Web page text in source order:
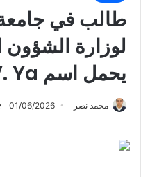
طالب في جامعة
لوزارة الشؤون
يحمل اسم V. Ya. انتحر كيكوت..
محمد نصر 01/06/2026